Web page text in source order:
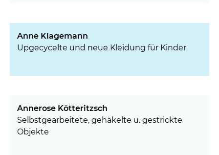
Anne Klagemann
Upgecycelte und neue Kleidung für Kinder
Annerose Kötteritzsch
Selbstgearbeitete, gehäkelte u. gestrickte
Objekte